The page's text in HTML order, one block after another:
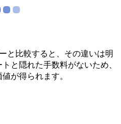
と比較すると、その違いは明
と隠れた手数料がないため、
が得られます。